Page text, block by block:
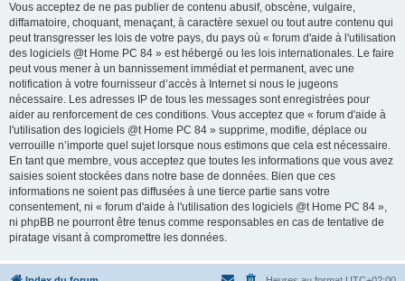
Vous acceptez de ne pas publier de contenu abusif, obscène, vulgaire,
diffamatoire, choquant, menaçant, à caractère sexuel ou tout autre contenu qui
peut transgresser les lois de votre pays, du pays où « forum d'aide à l'utilisation
des logiciels @t Home PC 84 » est hébergé ou les lois internationales. Le faire
peut vous mener à un bannissement immédiat et permanent, avec une
notification à votre fournisseur d’accès à Internet si nous le jugeons
nécessaire. Les adresses IP de tous les messages sont enregistrées pour
aider au renforcement de ces conditions. Vous acceptez que « forum d'aide à
l'utilisation des logiciels @t Home PC 84 » supprime, modifie, déplace ou
verrouille n’importe quel sujet lorsque nous estimons que cela est nécessaire.
En tant que membre, vous acceptez que toutes les informations que vous avez
saisies soient stockées dans notre base de données. Bien que ces
informations ne soient pas diffusées à une tierce partie sans votre
consentement, ni « forum d'aide à l'utilisation des logiciels @t Home PC 84 »,
ni phpBB ne pourront être tenus comme responsables en cas de tentative de
piratage visant à compromettre les données.